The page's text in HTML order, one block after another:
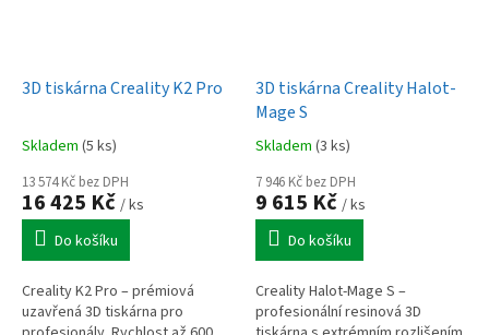
3D tiskárna Creality K2 Pro
Skladem (5 ks)
13 574 Kč bez DPH
16 425 Kč / ks
Do košíku
Creality K2 Pro – prémiová
uzavřená 3D tiskárna pro
3D tiskárna Creality Halot-
Mage S
Skladem (3 ks)
7 946 Kč bez DPH
9 615 Kč / ks
Do košíku
Creality Halot-Mage S –
profesionální resinová 3D